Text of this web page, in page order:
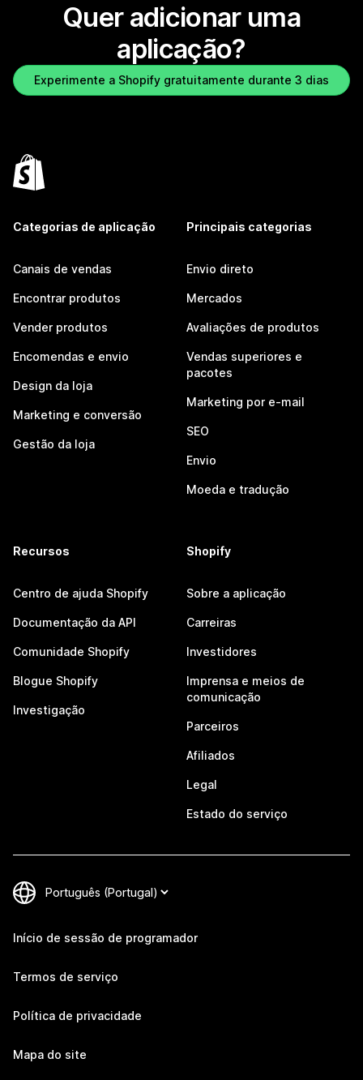
Quer adicionar uma
aplicação?
Experimente a Shopify gratuitamente durante 3 dias
Categorias de aplicação
Canais de vendas
Encontrar produtos
Vender produtos
Encomendas e envio
Design da loja
Marketing e conversão
Gestão da loja
Principais categorias
Envio direto
Mercados
Avaliações de produtos
Vendas superiores e
pacotes
Marketing por e-mail
SEO
Envio
Moeda e tradução
Recursos
Centro de ajuda Shopify
Documentação da API
Comunidade Shopify
Blogue Shopify
Investigação
Shopify
Sobre a aplicação
Carreiras
Investidores
Imprensa e meios de
comunicação
Parceiros
Afiliados
Legal
Estado do serviço
Início de sessão de programador
Termos de serviço
Política de privacidade
Mapa do site